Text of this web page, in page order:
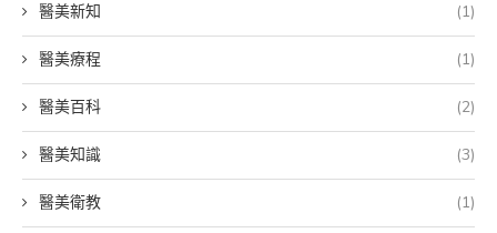
醫美新知 (1)
醫美療程 (1)
醫美百科 (2)
醫美知識 (3)
醫美衛教 (1)